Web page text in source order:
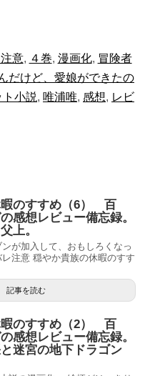
意, ４巻, 漫画化, 冒険者
だけど、愛娘ができたの
ト小説, 唯浦唯, 感想, レビ
暇のすすめ（6） 百
感想レビュー備忘録。
上。
が加入して、おもしろくなっ
注意 穏やか貴族の休暇のすす
記事を読む
暇のすすめ（2） 百
感想レビュー備忘録。
迷宮の地下ドラゴン